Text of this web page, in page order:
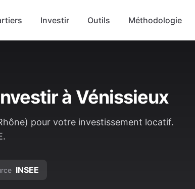
Investir Outils Méthodologie
à Vénissieux
) pour votre investissement locatif.
INSEE